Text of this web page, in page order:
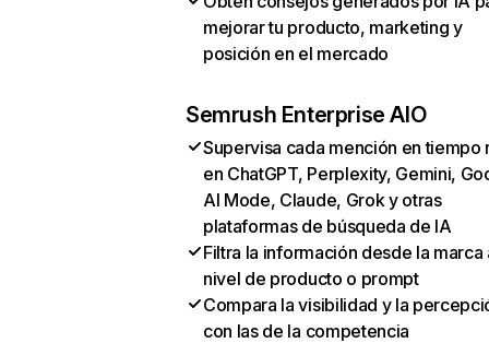
mejorar tu producto, marketing y
posición en el mercado
Semrush Enterprise AIO
Supervisa cada mención en tiempo
en ChatGPT, Perplexity, Gemini,
AI Mode, Claude, Grok y otras
plataformas de búsqueda de IA
Filtra la información desde la marca
nivel de producto o prompt
Compara la visibilidad y la
con las de la competencia